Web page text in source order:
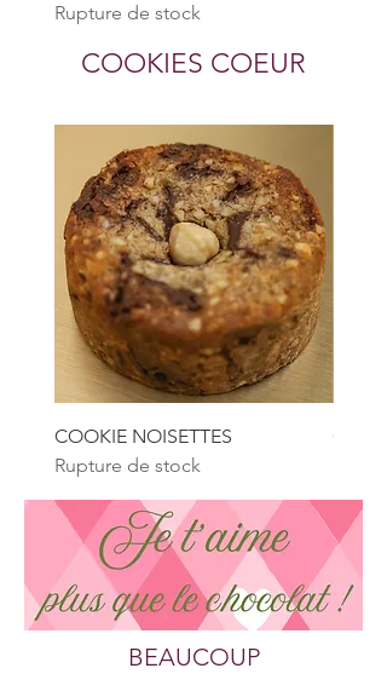
Rupture de stock
COOKIES COEUR
COOKIE NOISETTES
Rupture de stock
BEAUCOUP